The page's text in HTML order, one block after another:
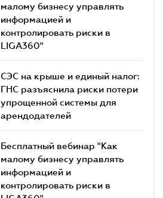
малому бизнесу управлять
информацией и
контролировать риски в
LIGA360"
СЭС на крыше и единый налог:
ГНС разъяснила риски потери
упрощенной системы для
арендодателей
Бесплатный вебинар "Как
малому бизнесу управлять
информацией и
контролировать риски в